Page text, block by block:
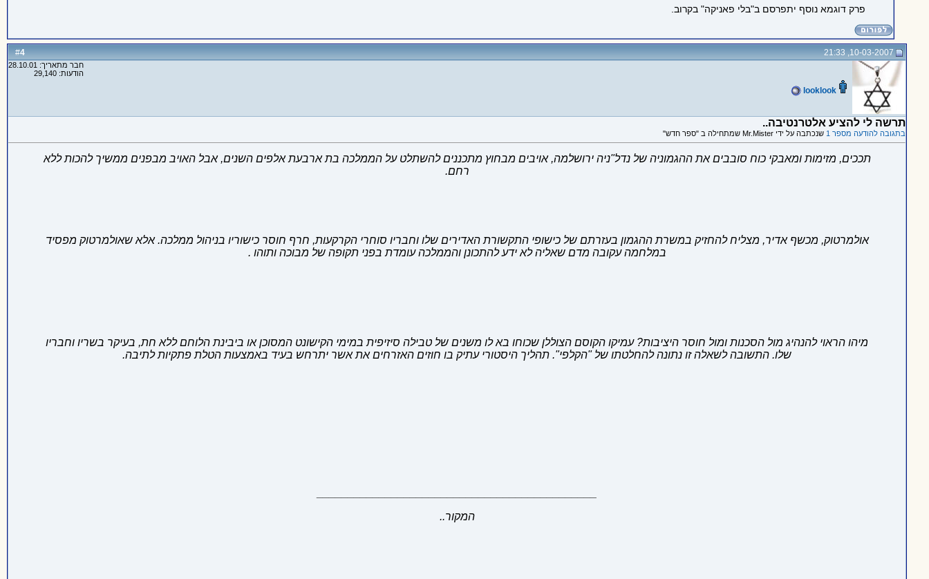
פרק דוגמא נוסף יתפרסם ב"בלי פאניקה" בקרוב.
#
4 10-03-2007, 21:33
looklook
חבר מתאריך: 28.10.01
הודעות: 29,140
תרשה לי להציע אלטרנטיבה..
בתגובה להודעה מספר 1 שנכתבה על ידי Mr.Mister שמתחילה ב "ספר חדש"
תככים, מזימות ומאבקי כוח סובבים את ההגמוניה של נדל"ניה ירושלמה, אויבים מבחוץ מתכננים להשתלט על הממלכה בת ארבעת אלפים השנים, אבל האויב מבפנים ממשיך להכות ללא
רחם.
אולמרטוק, מכשף אדיר, מצליח להחזיק במשרת ההגמון בעזרתם של כישופי התקשורת האדירים שלו וחבריו סוחרי הקרקעות, חרף חוסר כישוריו בניהול ממלכה. אלא שאולמרטוק מפסיד
במלחמה עקובה מדם שאליה לא ידע להתכונן והממלכה עומדת בפני תקופה של מבוכה ותוהו .
מיהו הראוי להנהיג מול הסכנות ומול חוסר היציבות? עמיקו הקוסם הצוללן שכוחו בא לו משנים של טבילה סיזיפית במימי הקישונט המסוכן או ביבינת הלוחם ללא חת, בעיקר בשריו וחבריו
שלו. התשובה לשאלה זו נתונה להחלטתו של "הקלפי". תהליך היסטורי עתיק בו חוזים האזרחים את אשר יתרחש בעיד באמצעות הטלת פתקיות לתיבה.
המקור..